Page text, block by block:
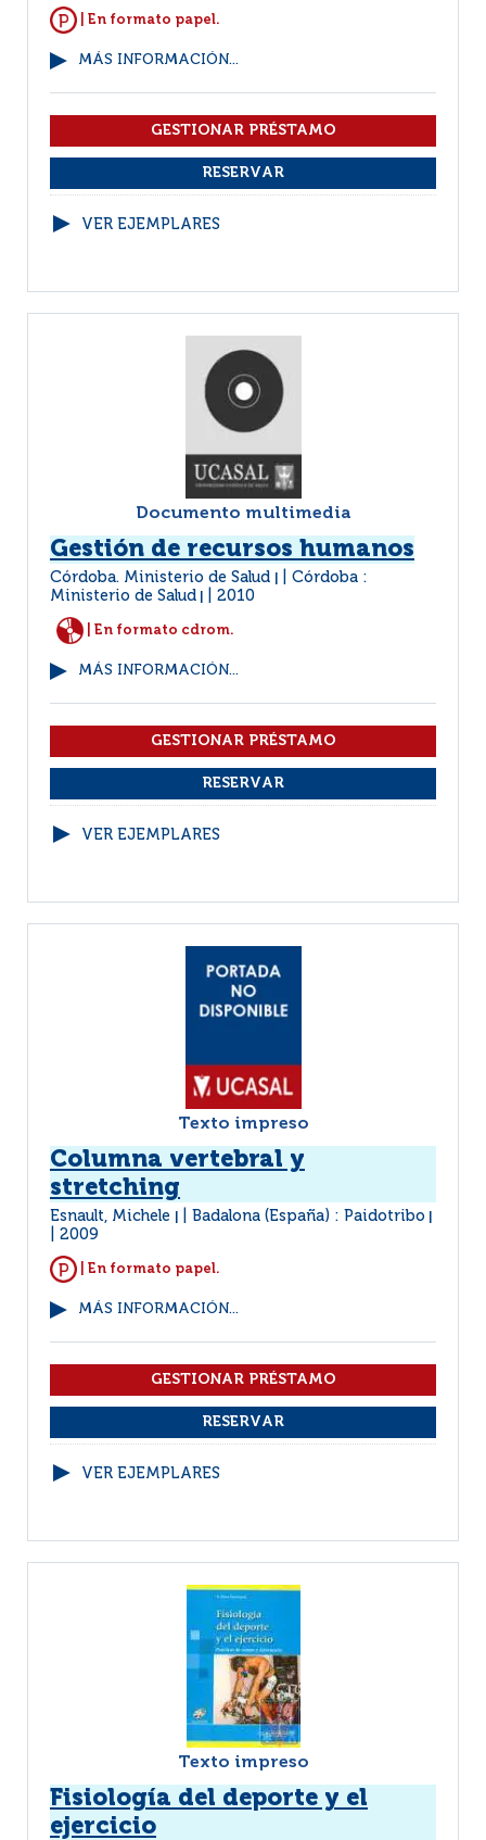
| En formato papel.
MÁS INFORMACIÓN...
VER EJEMPLARES
Documento multimedia
Gestión de recursos humanos
Córdoba. Ministerio de Salud
Córdoba :
Ministerio de Salud
2010
| En formato cdrom.
MÁS INFORMACIÓN...
VER EJEMPLARES
Texto impreso
Columna vertebral y
stretching
Esnault, Michele Badalona (España) : Paidotribo
2009
| En formato papel.
MÁS INFORMACIÓN...
VER EJEMPLARES
Texto impreso
Fisiología del deporte y el
ejercicio